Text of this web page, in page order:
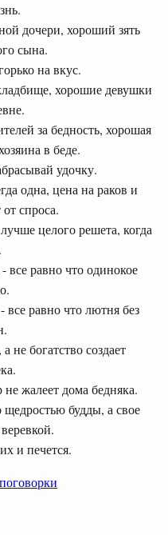
дочери, хороший зять
сына.
на вкус.
хорошие девушки
за бедность, хорошая
в беде.
удочку.
одна, цена на раков и
спроса.
целого решета, когда
все равно что одинокое
все равно что лютня без
не богатство создает
жалеет дома бедняка.
щедростью будды, а свое
и печется.